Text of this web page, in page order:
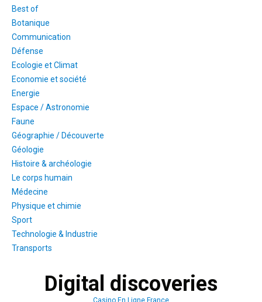
Best of
Botanique
Communication
Défense
Ecologie et Climat
Economie et société
Energie
Espace / Astronomie
Faune
Géographie / Découverte
Géologie
Histoire & archéologie
Le corps humain
Médecine
Physique et chimie
Sport
Technologie & Industrie
Transports
Digital discoveries
Casino En Ligne France